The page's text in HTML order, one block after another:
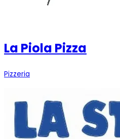
La Piola Pizza
Pizzeria